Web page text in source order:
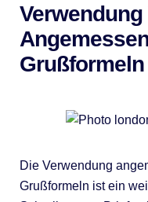
Verwendung
Grußformeln
Die Verwendung
Grußformeln ist ein